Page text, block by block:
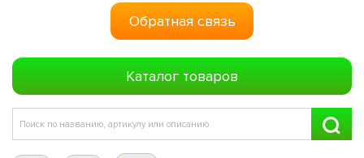
Обратная связь
Каталог товаров